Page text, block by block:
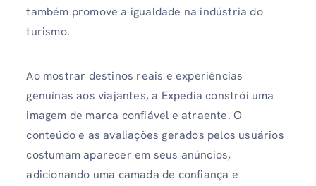
também promove a igualdade na indústria do
turismo.
Ao mostrar destinos reais e experiências
genuínas aos viajantes, a Expedia constrói uma
imagem de marca confiável e atraente. O
conteúdo e as avaliações gerados pelos usuários
costumam aparecer em seus anúncios,
adicionando uma camada de confiança e